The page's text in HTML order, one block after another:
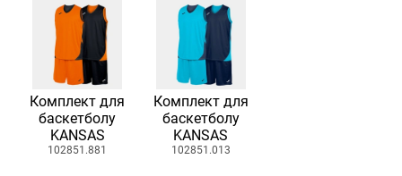
Комплект для
баскетболу
KANSAS
102851.881
Комплект для
баскетболу
KANSAS
102851.013